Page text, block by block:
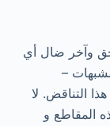
وآخر ضال أي
–
التناقض. لا
المقاطع و